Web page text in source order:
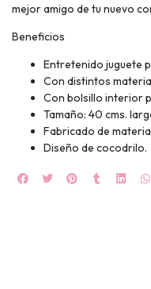
mejor amigo de tu nuevo
Beneficios
Entretenido juguete
Con distintos
Con bolsillo interior
Tamaño: 40 cms.
Fabricado de
Diseño de cocodrilo.